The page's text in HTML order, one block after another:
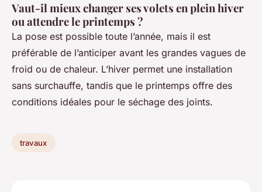
Vaut-il mieux changer ses volets en plein hiver
ou attendre le printemps ?
La pose est possible toute l’année, mais il est
préférable de l’anticiper avant les grandes vagues de
froid ou de chaleur. L’hiver permet une installation
sans surchauffe, tandis que le printemps offre des
conditions idéales pour le séchage des joints.
travaux